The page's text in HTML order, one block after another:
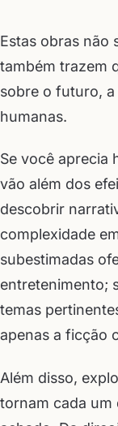
Estas obras não
também trazem
sobre o futuro,
humanas.
Se você aprecia
vão além dos
descobrir
complexidade
subestimadas
entretenimento;
temas
apenas a ficção
Além disso,
tornam cada um